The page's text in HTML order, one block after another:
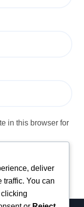
in this browser for
deliver
traffic. You can